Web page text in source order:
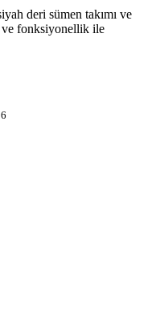
deri sümen takımı ve
ve fonksiyonellik ile